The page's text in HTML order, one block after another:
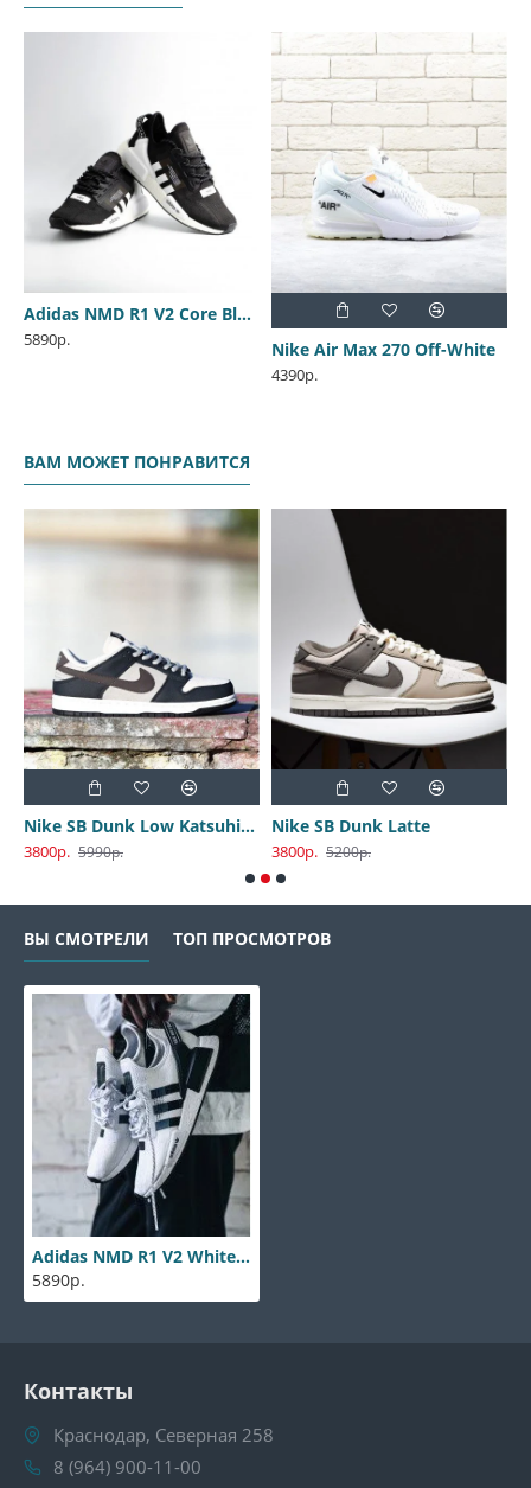
Adidas NMD R1 V2 Core Black
5890р. Nike Air Max 270 Off-White
4390р.
ВАМ МОЖЕТ ПОНРАВИТСЯ
Nike SB Dunk Low Katsuhiro Otomo
3800р. 5990р.
Nike SB Dunk Latte
3800р. 5200р.
ВЫ СМОТРЕЛИ ТОП ПРОСМОТРОВ
Adidas NMD R1 V2 White-Black
5890р.
Контакты
Краснодар, Северная 258
8 (964) 900-11-00